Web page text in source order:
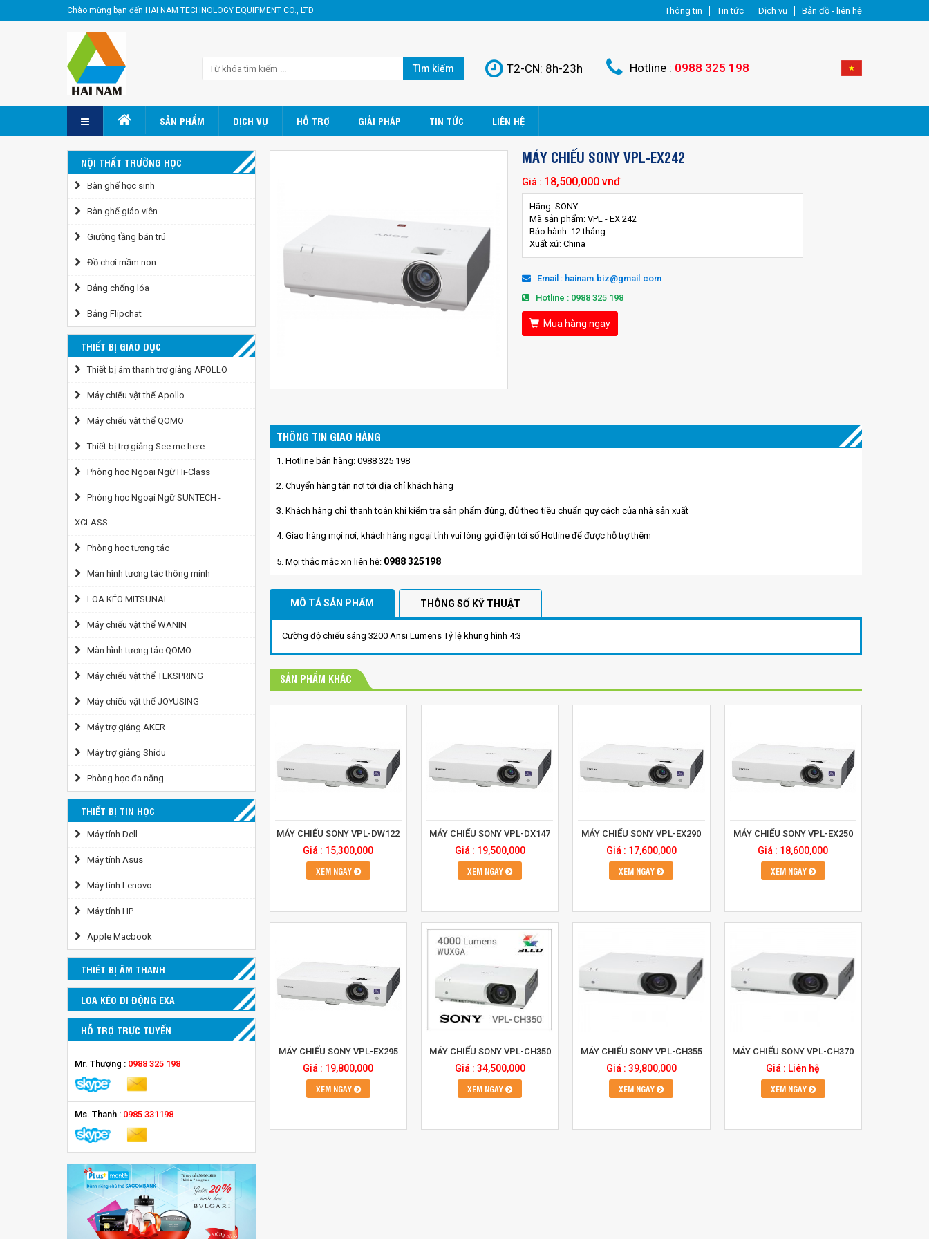
Chào mừng bạn đến HAI NAM TECHNOLOGY EQUIPMENT CO., LTD Thông tin Tin tức Dịch vụ Bản đồ - liên hệ
Tìm kiếm T2-CN: 8h-23h Hotline : 0988 325 198
SẢN PHẨM DỊCH VỤ HỖ TRỢ GIẢI PHÁP TIN TỨC LIÊN HỆ
MÁY CHIẾU SONY VPL-EX242
Giá : 18,500,000 vnđ
Hãng: SONY
Mã sản phẩm: VPL - EX 242
Bảo hành: 12 tháng
Xuất xứ: China
Email : hainam.biz@gmail.com
Hotline : 0988 325 198
Mua hàng ngay
THÔNG TIN GIAO HÀNG
1. Hotline bán hàng: 0988 325 198
2. Chuyển hàng tận nơi tới địa chỉ khách hàng
3. Khách hàng chỉ thanh toán khi kiểm tra sản phẩm đúng, đủ theo tiêu chuẩn quy cách của nhà sản xuất
4. Giao hàng mọi nơi, khách hàng ngoại tỉnh vui lòng gọi điện tới số Hotline để được hỗ trợ thêm
5. Mọi thắc mắc xin liên hệ: 0988 325198
MÔ TẢ SẢN PHẨM THÔNG SỐ KỸ THUẬT
Cường độ chiếu sáng 3200 Ansi Lumens Tỷ lệ khung hình 4:3
SẢN PHẨM KHÁC
MÁY CHIẾU SONY VPL-DW122
Giá : 15,300,000
XEM NGAY
MÁY CHIẾU SONY VPL-DX147
Giá : 19,500,000
XEM NGAY
MÁY CHIẾU SONY VPL-EX290
Giá : 17,600,000
XEM NGAY
MÁY CHIẾU SONY VPL-EX250
Giá : 18,600,000
XEM NGAY
MÁY CHIẾU SONY VPL-EX295
Giá : 19,800,000
XEM NGAY
MÁY CHIẾU SONY VPL-CH350
Giá : 34,500,000
XEM NGAY
MÁY CHIẾU SONY VPL-CH355
Giá : 39,800,000
XEM NGAY
MÁY CHIẾU SONY VPL-CH370
Giá : Liên hệ
XEM NGAY
NỘI THẤT TRƯỜNG HỌC
Bàn ghế học sinh
Bàn ghế giáo viên
Giường tầng bán trú
Đồ chơi mầm non
Bảng chống lóa
Bảng Flipchat
THIẾT BỊ GIÁO DỤC
Thiết bị âm thanh trợ giảng APOLLO
Máy chiếu vật thể Apollo
Máy chiếu vật thể QOMO
Thiết bị trợ giảng See me here
Phòng học Ngoại Ngữ Hi-Class
Phòng học Ngoại Ngữ SUNTECH -
XCLASS
Phòng học tương tác
Màn hình tương tác thông minh
LOA KÉO MITSUNAL
Máy chiếu vật thể WANIN
Màn hình tương tác QOMO
Máy chiếu vật thể TEKSPRING
Máy chiếu vật thể JOYUSING
Máy trợ giảng AKER
Máy trợ giảng Shidu
Phòng học đa năng
THIẾT BỊ TIN HỌC
Máy tính Dell
Máy tính Asus
Máy tính Lenovo
Máy tính HP
Apple Macbook
THIÊT BỊ ÂM THANH
LOA KÉO DI ĐỘNG EXA
HỖ TRỢ TRỰC TUYẾN
Mr. Thượng : 0988 325 198
Ms. Thanh : 0985 331198